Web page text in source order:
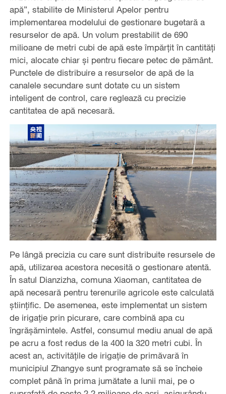
apă”, stabilite de Ministerul Apelor pentru
implementarea modelului de gestionare bugetară a
resurselor de apă. Un volum prestabilit de 690
milioane de metri cubi de apă este împărțit în cantități
mici, alocate chiar și pentru fiecare petec de pământ.
Punctele de distribuire a resurselor de apă de la
canalele secundare sunt dotate cu un sistem
inteligent de control, care reglează cu precizie
cantitatea de apă necesară.
Pe lângă precizia cu care sunt distribuite resursele de
apă, utilizarea acestora necesită o gestionare atentă.
În satul Dianzizha, comuna Xiaoman, cantitatea de
apă necesară pentru terenurile agricole este calculată
științific. De asemenea, este implementat un sistem
de irigație prin picurare, care combină apa cu
îngrășămintele. Astfel, consumul mediu anual de apă
pe acru a fost redus de la 400 la 320 metri cubi. În
acest an, activitățile de irigație de primăvară în
municipiul Zhangye sunt programate să se încheie
complet până în prima jumătate a lunii mai, pe o